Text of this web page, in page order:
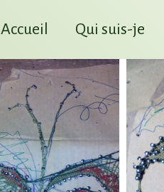
Accueil Qui suis-je